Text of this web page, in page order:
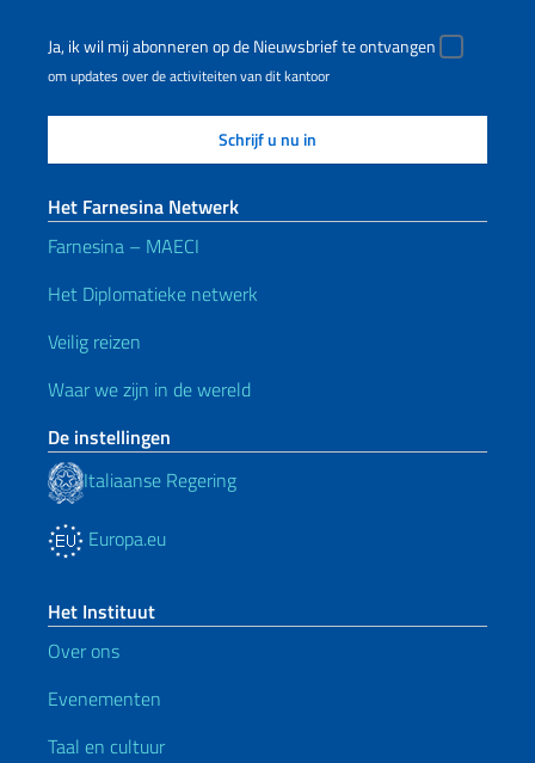
Ja, ik wil mij abonneren op de Nieuwsbrief te ontvangen
om updates over de activiteiten van dit kantoor
Het Farnesina Netwerk
Farnesina – MAECI
Het Diplomatieke netwerk
Veilig reizen
Waar we zijn in de wereld
De instellingen
Italiaanse Regering
Europa.eu
Het Instituut
Over ons
Evenementen
Taal en cultuur